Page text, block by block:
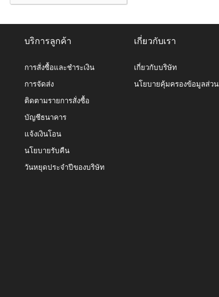
บริการลูกค้า
การสั่งซื้อและชำระเงิน
การจัดส่ง
ติดตามรายการสั่งซื้อ
บัญชีธนาคาร
แจ้งเงินโอน
นโยบายรับคืน
วันหยุดประจำปีของบริษัท
เกี่ยวกับเรา
เกี่ยวกับบริษัท
นโยบายคุ้มครองข้อมูลส่ว